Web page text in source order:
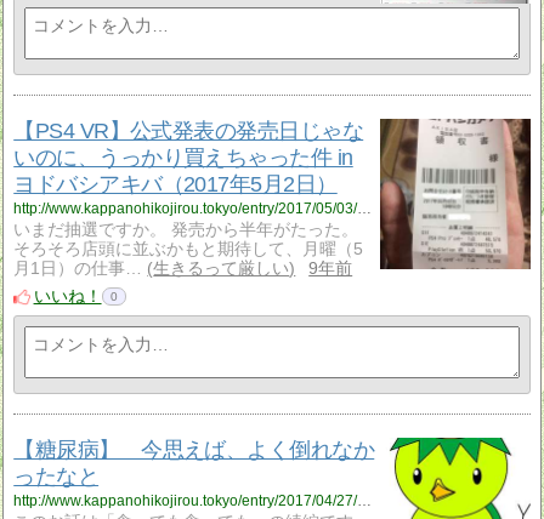
【PS4 VR】公式発表の発売日じゃな
いのに、うっかり買えちゃった件 in
ヨドバシアキバ（2017年5月2日）
http://www.kappanohikojirou.tokyo/entry/2017/05/03/175752
いまだ抽選ですか。 発売から半年がたった。
そろそろ店頭に並ぶかもと期待して、月曜（5
月1日）の仕事…
生きるって厳しい
9年前
いいね！
0
【糖尿病】 今思えば、よく倒れなか
ったなと
http://www.kappanohikojirou.tokyo/entry/2017/04/27/192425